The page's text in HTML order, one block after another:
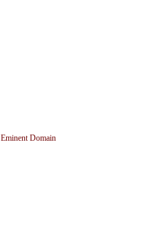
Eminent Domain